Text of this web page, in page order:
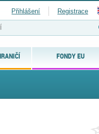
FONDY EU
Přihlášení Registrace